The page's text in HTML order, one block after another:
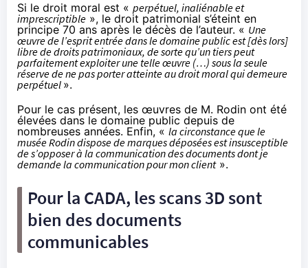
Si le droit moral est « perpétuel, inaliénable et
imprescriptible », le droit patrimonial s’éteint en
principe 70 ans après le décès de l’auteur. « Une
œuvre de l’esprit entrée dans le domaine public est [dès lors]
libre de droits patrimoniaux, de sorte qu’un tiers peut
parfaitement exploiter une telle œuvre (…) sous la seule
réserve de ne pas porter atteinte au droit moral qui demeure
perpétuel ».
Pour le cas présent, les œuvres de M. Rodin ont été
élevées dans le domaine public depuis de
nombreuses années. Enfin, « la circonstance que le
musée Rodin dispose de marques déposées est insusceptible
de s’opposer à la communication des documents dont je
demande la communication pour mon client».
Pour la CADA, les scans 3D sont
bien des documents
communicables